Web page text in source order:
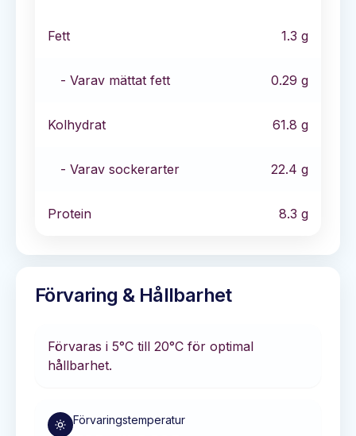
Fett 1.3 g
- Varav mättat fett 0.29 g
Kolhydrat 61.8 g
- Varav sockerarter 22.4 g
Protein 8.3 g
Förvaring & Hållbarhet
Förvaras i 5°C till 20°C för optimal
hållbarhet.
Förvaringstemperatur